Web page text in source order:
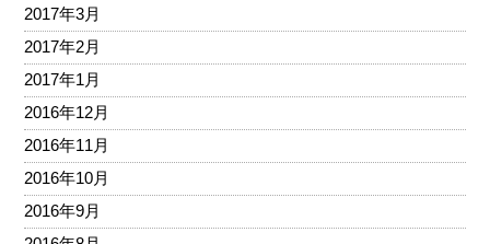
2017年3月
2017年2月
2017年1月
2016年12月
2016年11月
2016年10月
2016年9月